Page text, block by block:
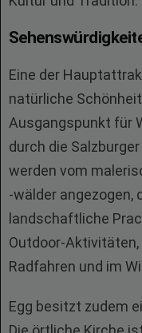
Eine der
natürliche
Ausgangspunkt für
durch die
werden vom
-wälder angezogen,
landschaftliche
Outdoor-
Radfahren und im
Egg besitzt zudem